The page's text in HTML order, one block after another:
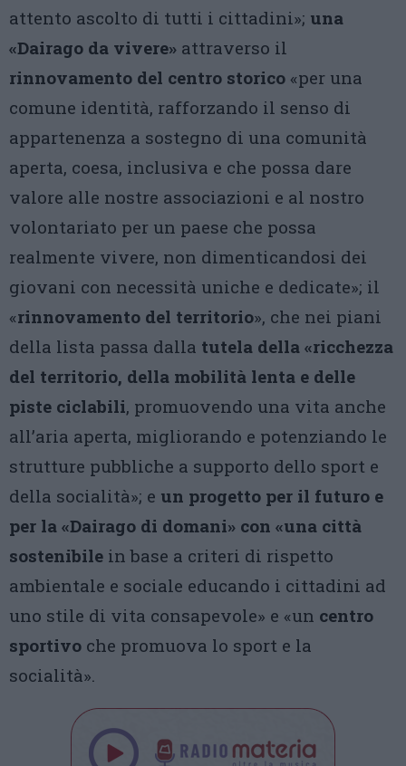
attento ascolto di tutti i cittadini»; una
«Dairago da vivere» attraverso il
rinnovamento del centro storico «per una
comune identità, rafforzando il senso di
appartenenza a sostegno di una comunità
aperta, coesa, inclusiva e che possa dare
valore alle nostre associazioni e al nostro
volontariato per un paese che possa
realmente vivere, non dimenticandosi dei
giovani con necessità uniche e dedicate»; il
«rinnovamento del territorio», che nei piani
della lista passa dalla tutela della «ricchezza
del territorio, della mobilità lenta e delle
piste ciclabili, promuovendo una vita anche
all’aria aperta, migliorando e potenziando le
strutture pubbliche a supporto dello sport e
della socialità»; e un progetto per il futuro e
per la «Dairago di domani» con «una città
sostenibile in base a criteri di rispetto
ambientale e sociale educando i cittadini ad
uno stile di vita consapevole» e «un centro
sportivo che promuova lo sport e la
socialità».